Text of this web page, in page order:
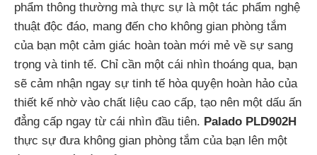
phẩm thông thường mà thực sự là một tác phẩm nghệ
thuật độc đáo, mang đến cho không gian phòng tắm
của bạn một cảm giác hoàn toàn mới mẻ về sự sang
trọng và tinh tế. Chỉ cần một cái nhìn thoáng qua, bạn
sẽ cảm nhận ngay sự tinh tế hòa quyện hoàn hảo của
thiết kế nhờ vào chất liệu cao cấp, tạo nên một dấu ấn
đẳng cấp ngay từ cái nhìn đầu tiên. Palado PLD902H
thực sự đưa không gian phòng tắm của bạn lên một